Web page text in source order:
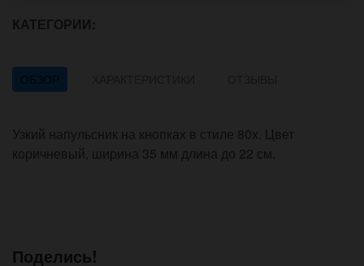
КАТЕГОРИИ:
ОБЗОР
Узкий напульсник на кнопках в стиле 80х. Цвет
коричневый, ширина 35 мм длина до 22 см.
Поделись!